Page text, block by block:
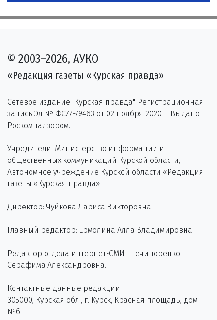
© 2003–2026, АУКО
«Редакция газеты «Курская правда»
Сетевое издание "Курская правда". Регистрационная
запись Эл № ФС77-79463 от 02 ноября 2020 г. Выдано
Роскомнадзором.
Учредители: Министерство информации и
общественных коммуникаций Курской области,
Автономное учреждение Курской области «Редакция
газеты «Курская правда».
Директор: Чуйкова Лариса Викторовна.
Главный редактор: Ермолина Алла Владимировна.
Редактор отдела интернет-СМИ : Нечипоренко
Серафима Александровна.
Контактные данные редакции:
305000, Курская обл., г. Курск, Красная площадь, дом
№6.